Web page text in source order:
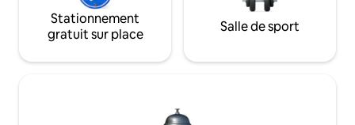
Stationnement
gratuit sur place
Salle de sport